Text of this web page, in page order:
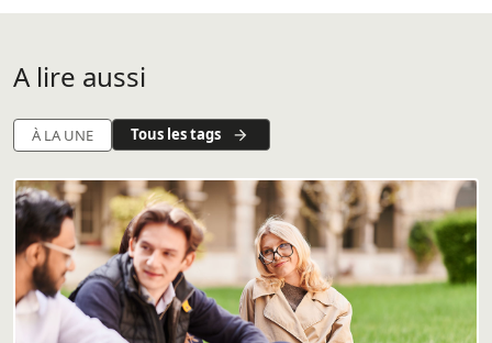
A lire aussi
À LA UNE Tous les tags